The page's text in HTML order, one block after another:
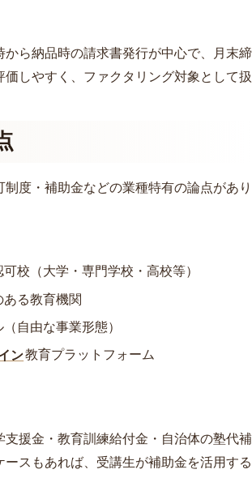
ら納品時の請求書発行が中心で、月末
しやすく、ファクタリング対象として扱
度・補助金などの業種特有の論点があり
校（大学・専門学校・高校等）
る教育機関
自由な事業形態）
ン教育プラットフォーム
援金・教育訓練給付金・自治体の塾代
ースもあれば、受講生が補助金を活用す